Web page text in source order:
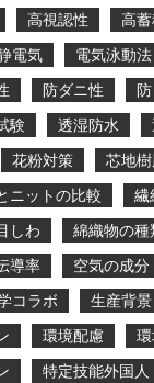
高視認性 高
電気 電気泳動法
防ダニ性
験 透湿防水
花粉対策 芯地
ニットの比較 繊
しわ 綿織物の種
導率 空気の成分
コラボ 生産背景
環境配慮
特定技能外国人